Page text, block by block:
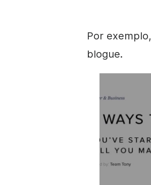
Por exemplo,
blogue.